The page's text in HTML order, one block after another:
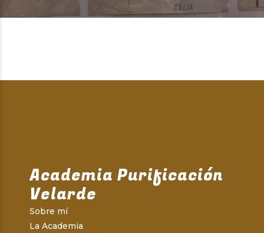
Academia Purificación
Velarde
Sobre mí
La Academia